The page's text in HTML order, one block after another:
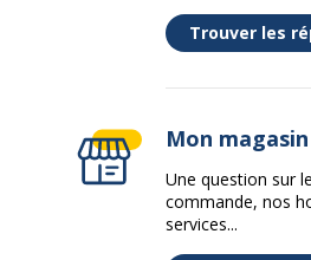
Trouver les
Mon magasin
Une question sur
commande, nos
services...